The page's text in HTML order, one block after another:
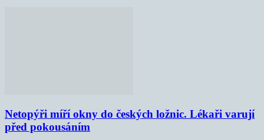
Netopýři míří okny do českých ložnic. Lékaři varují
před pokousáním